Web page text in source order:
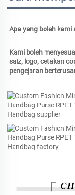
Apa yang boleh kami
Kami boleh
saiz, logo, cetakan
pengejaran